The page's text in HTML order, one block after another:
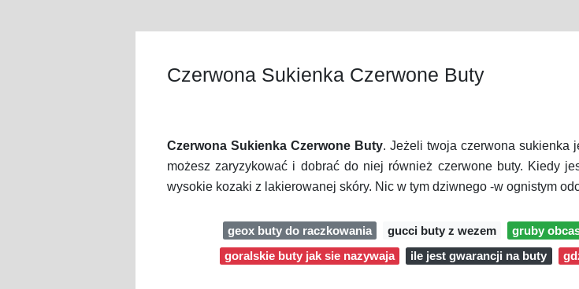
Czerwona Sukienka Czerwone Buty
Czerwona Sukienka Czerwone Buty. Jeżeli twoja czerwona sukienka
możesz zaryzykować i dobrać do niej również czerwone buty. Kiedy
wysokie kozaki z lakierowanej skóry. Nic w tym dziwnego -w ognistym
geox buty do raczkowania gucci buty z wezem gruby
goralskie buty jak sie nazywaja
ile jest gwarancji na buty